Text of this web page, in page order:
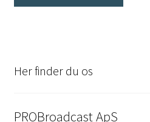
Brugt udstyr
Screen
Her finder du os
PROBroadcast ApS